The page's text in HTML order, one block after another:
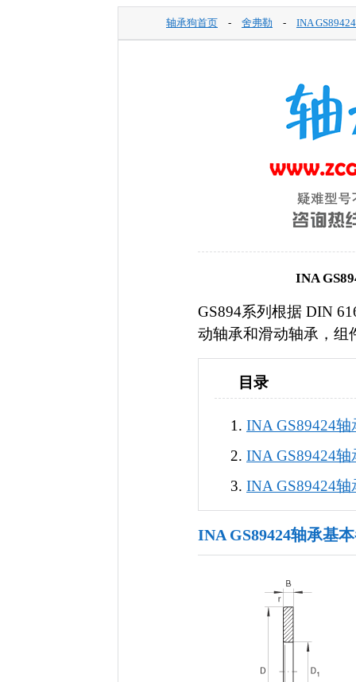
轴承狗首页 - 舍弗勒 - INA
INA
GS894系列根据 DIN
动轴承和滑动轴承，组
目录
INA GS89424轴
INA GS89424
INA GS89424
INA GS89424轴承基